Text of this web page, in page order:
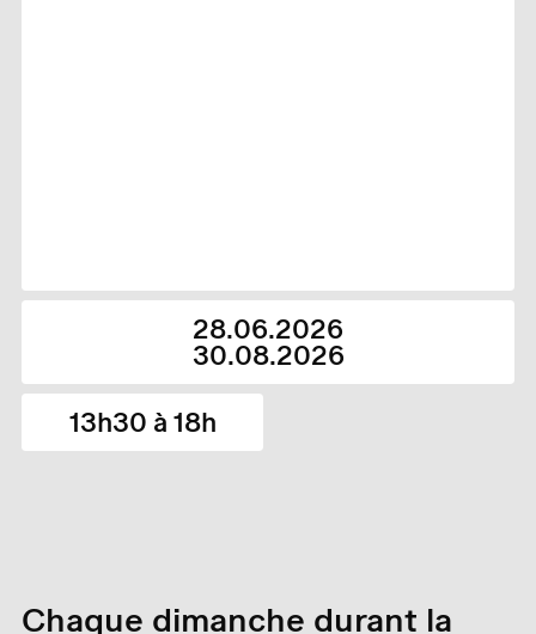
28.06.2026
30.08.2026
13h30 à 18h
Chaque dimanche durant la